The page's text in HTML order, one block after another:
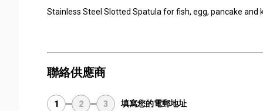
Stainless Steel Slotted Spatula for fish, egg, pancake and
聯絡供應商
1 2 3 填寫您的電郵地址